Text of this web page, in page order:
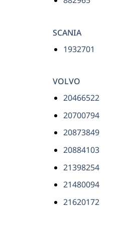
SCANIA
1932701
VOLVO
20466522
20700794
20873849
20884103
21398254
21480094
21620172